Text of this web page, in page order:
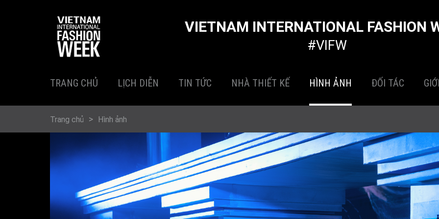
VIETNAM INTERNATIONAL FASHION
#VIFW
TRANG CHỦ LỊCH DIỄN TIN TỨC NHÀ THIẾT KẾ HÌNH ẢNH ĐỐI TÁC
BẠN ĐANG Ở ĐÂY
Trang chủ Hình ảnh